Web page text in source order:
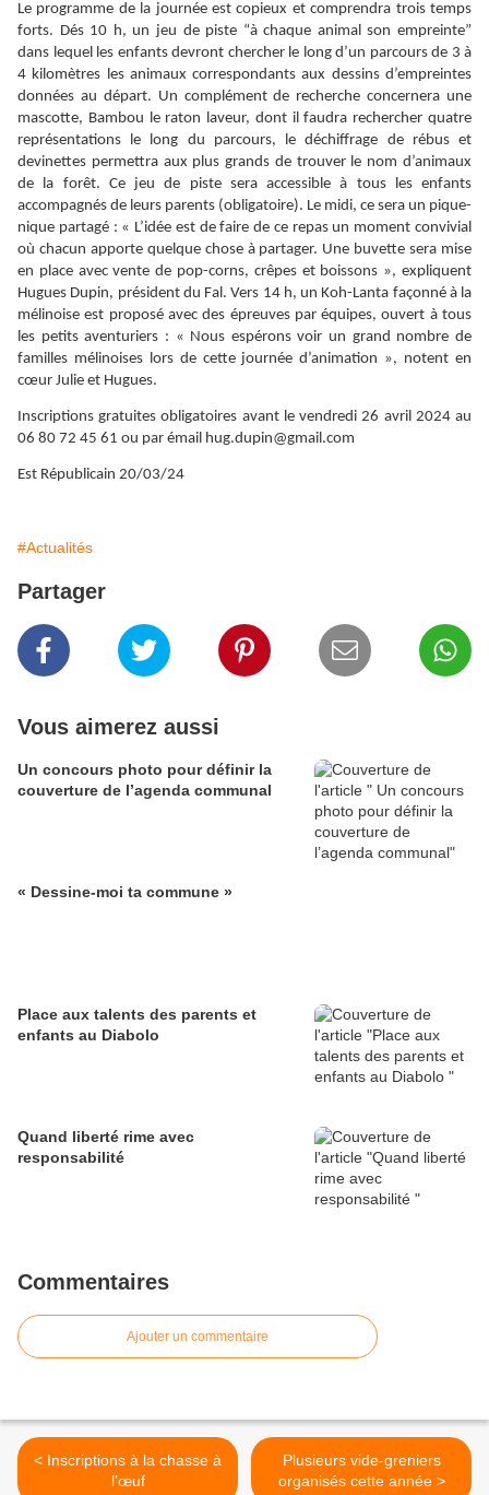
Le programme de la journée est copieux et comprendra trois temps
forts. Dés 10 h, un jeu de piste “à chaque animal son empreinte”
dans lequel les enfants devront chercher le long d’un parcours de 3 à
4 kilomètres les animaux correspondants aux dessins d’empreintes
données au départ. Un complément de recherche concernera une
mascotte, Bambou le raton laveur, dont il faudra rechercher quatre
représentations le long du parcours, le déchiffrage de rébus et
devinettes permettra aux plus grands de trouver le nom d’animaux
de la forêt. Ce jeu de piste sera accessible à tous les enfants
accompagnés de leurs parents (obligatoire). Le midi, ce sera un pique-
nique partagé : « L’idée est de faire de ce repas un moment convivial
où chacun apporte quelque chose à partager. Une buvette sera mise
en place avec vente de pop-corns, crêpes et boissons », expliquent
Hugues Dupin, président du Fal. Vers 14 h, un Koh-Lanta façonné à la
mélinoise est proposé avec des épreuves par équipes, ouvert à tous
les petits aventuriers : « Nous espérons voir un grand nombre de
familles mélinoises lors de cette journée d’animation », notent en
cœur Julie et Hugues.
Inscriptions gratuites obligatoires avant le vendredi 26 avril 2024 au
06 80 72 45 61 ou par émail hug.dupin@gmail.com
Est Républicain 20/03/24
#Actualités
Partager
Vous aimerez aussi
Un concours photo pour définir la
couverture de l’agenda communal
« Dessine-moi ta commune »
Place aux talents des parents et
enfants au Diabolo
Quand liberté rime avec
responsabilité
Commentaires
Ajouter un commentaire
< Inscriptions à la chasse à
l’œuf
Plusieurs vide-greniers
organisés cette année >